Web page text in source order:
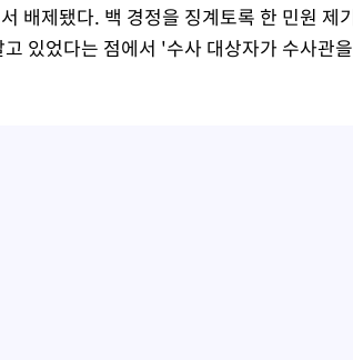
배제됐다. 백 경정을 징계토록 한 민원
고 있었다는 점에서 '수사 대상자가 수사관